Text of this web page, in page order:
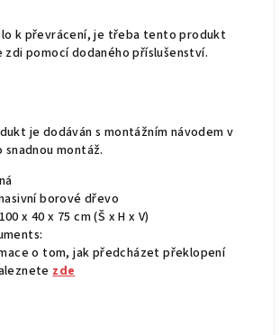
k převrácení, je třeba tento produkt
zdi pomocí dodaného příslušenství.
je dodáván s montážním návodem v
montáž.
borové dřevo
x 40 x 75 cm (Š x H x V)
o tom, jak předcházet překlopení
zde